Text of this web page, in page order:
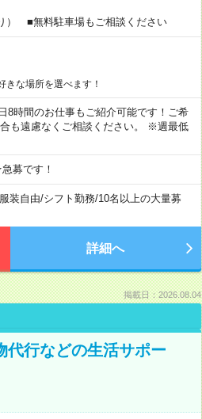
） ■無料駐車場もご相談ください
な場所を選べます！
8時間のお仕事もご紹介可能です！ご希
も遠慮なくご相談ください。 ※週最低
募です！
装自由/シフト勤務/10名以上の大量募
詳細へ
掲載日：2026.08.04
代行などの生活サポー